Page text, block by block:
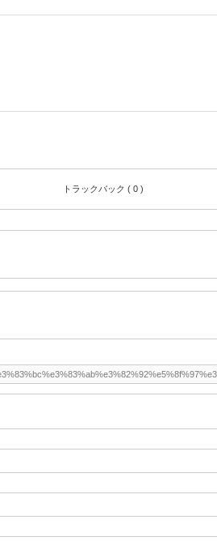
トラックバック ( 0 )